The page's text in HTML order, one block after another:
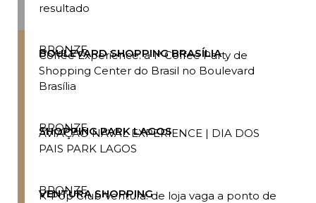
resultado
BRONZE
BOULEVARD SHOPPING BRASÍLIA
Coffee Experience: a 1ª Coffee Party de
Shopping Center do Brasil no Boulevard
Brasília
BRONZE
SHOPPING PARK LAGOS
AVIAÇÃO NAVAL EXPERIENCE | DIA DOS
PAIS PARK LAGOS
BRONZE
VENTURA SHOPPING
K-Pop Club Ventura: de loja vaga a ponto de